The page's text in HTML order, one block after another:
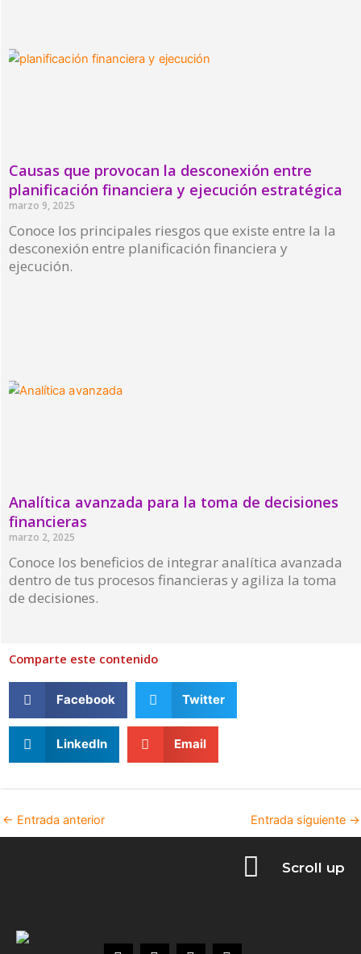
Causas que provocan la desconexión entre
planificación financiera y ejecución estratégica
marzo 9, 2025
Conoce los principales riesgos que existe entre la la
desconexión entre planificación financiera y
ejecución.
Analítica avanzada para la toma de decisiones
financieras
marzo 2, 2025
Conoce los beneficios de integrar analítica avanzada
dentro de tus procesos financieras y agiliza la toma
de decisiones.
Comparte este contenido
Facebook Twitter
LinkedIn Email
← Entrada anterior Entrada siguiente →
Scroll up